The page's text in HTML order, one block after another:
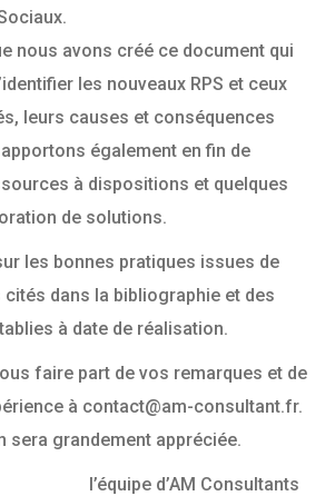
nous avons créé ce document qui
les nouveaux RPS et ceux
leurs causes et conséquences
également en fin de
à dispositions et quelques
de solutions.
les bonnes pratiques issues de
dans la bibliographie et des
à date de réalisation.
faire part de vos remarques et de
à contact@am-consultant.fr.
sera grandement appréciée.
l’équipe d’AM Consultants